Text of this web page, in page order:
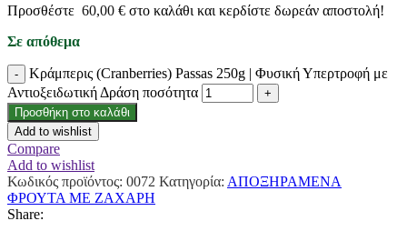
Προσθέστε 60,00 € στο καλάθι και κερδίστε δωρεάν αποστολή!
Σε απόθεμα
Κράμπερις (Cranberries) Passas 250g | Φυσική Υπερτροφή με
Αντιοξειδωτική Δράση ποσότητα
Προσθήκη στο καλάθι
Add to wishlist
Compare
Add to wishlist
Κωδικός προϊόντος: 0072 Κατηγορία: ΑΠΟΞΗΡΑΜΕΝΑ
ΦΡΟΥΤΑ ΜΕ ΖΑΧΑΡΗ
Share: